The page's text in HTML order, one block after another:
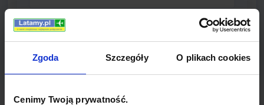
Zgoda Szczegóły O plikach cookies
Cenimy Twoją prywatność.